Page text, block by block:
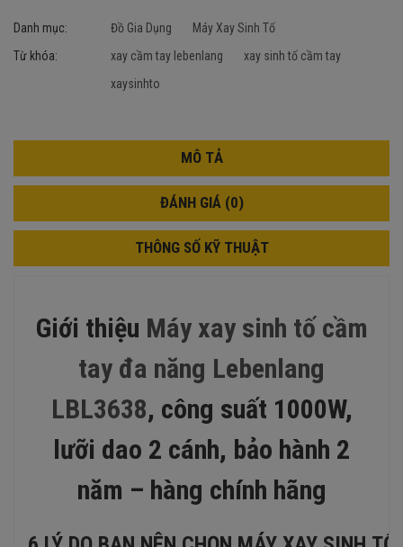
Danh mục: Đồ Gia Dụng
Máy Xay Sinh Tố
Từ khóa:
xay cầm tay lebenlang
xay sinh tố cầm tay
xaysinhto
MÔ TẢ
ĐÁNH GIÁ (0)
THÔNG SỐ KỸ THUẬT
Giới thiệu Máy xay sinh tố cầm
tay đa năng Lebenlang
LBL3638, công suất 1000W,
lưỡi dao 2 cánh, bảo hành 2
năm – hàng chính hãng